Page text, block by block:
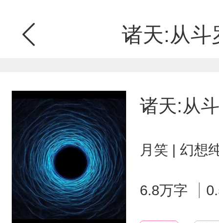
诸天:从斗
诸天:从
月笑 | 幻想
6.8万字